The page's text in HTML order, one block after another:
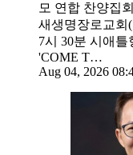
모 연합 찬양집
새생명장로교회
7시 30분 시애
'COME T…
Aug 04, 2026